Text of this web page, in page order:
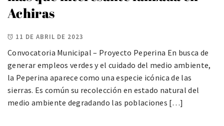
Achiras
11 DE ABRIL DE 2023
Convocatoria Municipal – Proyecto Peperina En busca de
generar empleos verdes y el cuidado del medio ambiente,
la Peperina aparece como una especie icónica de las
sierras. Es común su recolección en estado natural del
medio ambiente degradando las poblaciones […]